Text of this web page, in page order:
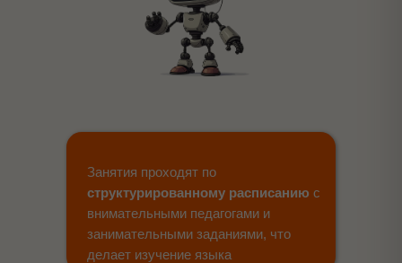
Занятия проходят по
структурированному расписанию с
внимательными педагогами и
занимательными заданиями, что
делает изучение языка